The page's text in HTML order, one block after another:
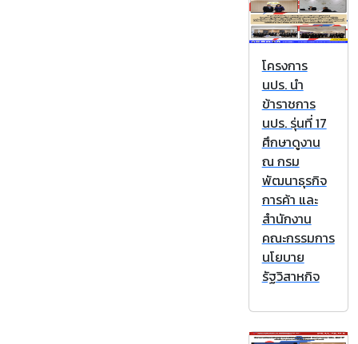
โครงการ
นปร. นำ
ข้าราชการ
นปร. รุ่นที่ 17
ศึกษาดูงาน
ณ กรม
พัฒนาธุรกิจ
การค้า และ
สำนักงาน
คณะกรรมการ
นโยบาย
รัฐวิสาหกิจ